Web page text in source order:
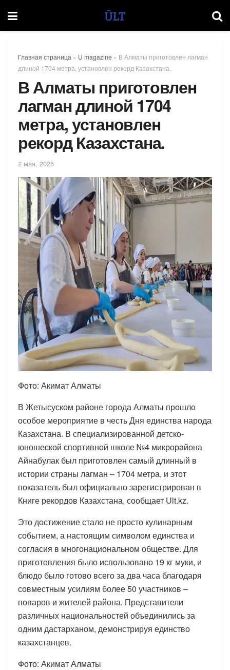
Главная страница » U magazine » В Алматы приготовлен лагман
длиной 1704 метра, установлен рекорд Казахстана.
В Алматы приготовлен
лагман длиной 1704
метра, установлен
рекорд Казахстана.
2 мая, 2025
Фото: Акимат Алматы
В Жетысуском районе города Алматы прошло
особое мероприятие в честь Дня единства народа
Казахстана. В специализированной детско-
юношеской спортивной школе №4 микрорайона
Айнабулак был приготовлен самый длинный в
истории страны лагман – 1704 метра, и этот
показатель был официально зарегистрирован в
Книге рекордов Казахстана, сообщает Ult.kz.
Это достижение стало не просто кулинарным
событием, а настоящим символом единства и
согласия в многонациональном обществе. Для
приготовления было использовано 19 кг муки, и
блюдо было готово всего за два часа благодаря
совместным усилиям более 50 участников –
поваров и жителей района. Представители
различных национальностей объединились за
одним дастарханом, демонстрируя единство
казахстанцев.
Фото: Акимат Алматы